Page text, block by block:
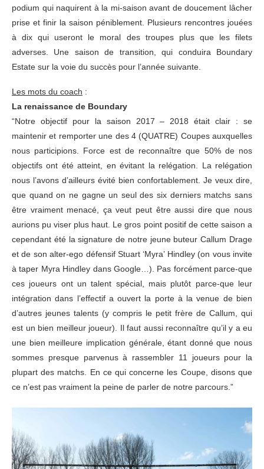
podium qui naquirent à la mi-saison avant de doucement lâcher
prise et finir la saison péniblement. Plusieurs rencontres jouées
à dix qui useront le moral des troupes plus que les filets
adverses. Une saison de transition, qui conduira Boundary
Estate sur la voie du succès pour l’année suivante.
Les mots du coach :
La renaissance de Boundary
“Notre objectif pour la saison 2017 – 2018 était clair : se
maintenir et remporter une des 4 (QUATRE) Coupes auxquelles
nous participions. Force est de reconnaître que 50% de nos
objectifs ont été atteint, en évitant la relégation. La relégation
nous l’avons d’ailleurs évité bien confortablement. Je veux dire,
que quand on ne gagne un seul des six derniers matchs sans
être vraiment menacé, ça veut peut être aussi dire que nous
aurions pu viser plus haut. Le gros point positif de cette saison a
cependant été la signature de notre jeune buteur Callum Drage
et de son alter-ego défensif Stuart ‘Myra’ Hindley (on vous invite
à taper Myra Hindley dans Google…). Pas forcément parce-que
ces joueurs ont un talent spécial, mais plutôt parce-que leur
intégration dans l’effectif a ouvert la porte à la venue de bien
d’autres jeunes talents (y compris le petit frère de Callum, qui
est un bien meilleur joueur). Il faut aussi reconnaître qu’il y a eu
une bien meilleure implication générale, étant donné que nous
sommes presque parvenus à rassembler 11 joueurs pour la
plupart des matchs. En ce qui concerne les Coupe, disons que
ce n’est pas vraiment la peine de parler de notre parcours.”